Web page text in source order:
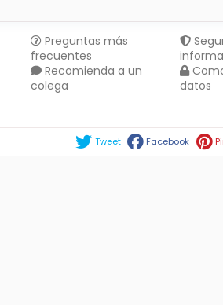
Preguntas más
frecuentes
Recomienda a un
colega
datos
Tweet Facebook